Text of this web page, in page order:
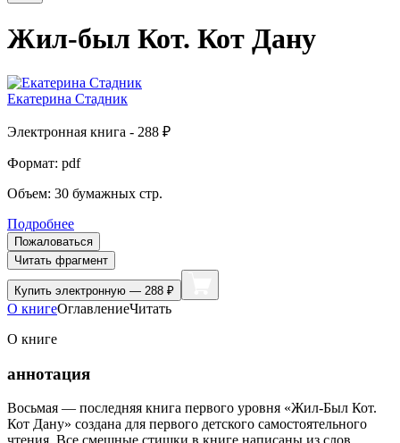
Жил-был Кот. Кот Дану
Екатерина Стадник
Электронная книга - 288 ₽
Формат: pdf
Объем: 30 бумажных стр.
Подробнее
Пожаловаться
Читать фрагмент
Купить электронную — 288 ₽
О книгеОглавлениеЧитать
О книге
аннотация
Восьмая — последняя книга первого уровня «Жил-Был Кот.
Кот Дану» создана для первого детского самостоятельного